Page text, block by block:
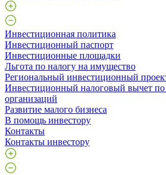
Инвестиционная политика
Инвестиционный паспорт
Инвестиционные площадки
Льгота по налогу на имущество
Региональный инвестиционный
Инвестиционный налоговый вычет
организаций
Развитие малого бизнеса
В помощь инвестору
Контакты
Контакты инвестору